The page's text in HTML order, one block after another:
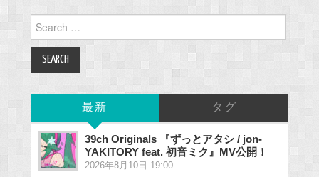
for:
最新 タグ
39ch Originals 『ずっとアタシ / jon-
YAKITORY feat. 初音ミク』MV公開！
2026年8月10日 19:00